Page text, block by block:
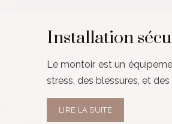
Installation
Le montoir est un
stress, des blessures, et
LIRE LA SUITE